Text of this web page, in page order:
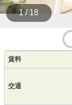
1 / 18
賃料
交通